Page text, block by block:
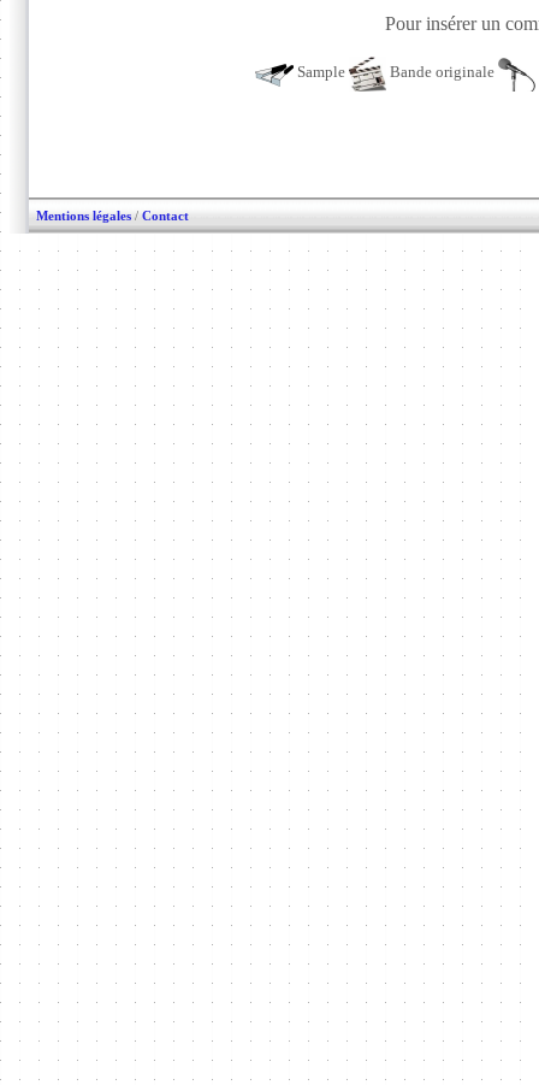
Pour insérer un
Sample Bande originale
Mentions légales / Contact